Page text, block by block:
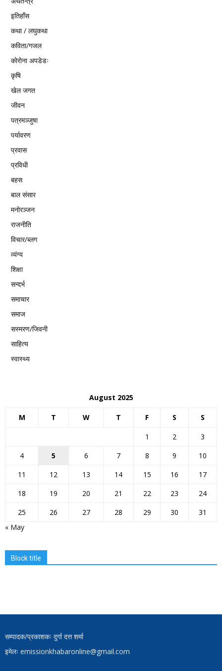
इतिहाँस
कथा / लघुकथा
कविता/गजल
काेराेना अपडेडः
कृषि
खेल जगत
जीवन
पत्रमञ्जुषा
पर्यावरण
प्रवास
प्रविधी
बहस
बाल संसार
मनोरञ्जन
राजनीति
विचार/ब्लग
व्यंग्य
शिक्षा
सन्दर्भ
समाचार
समाज
सस्मरण/जिवनी
साहित्य
स्वास्थ्य
August 2025
M T W T F S S
1 2
3
4
5 6 7 8 9
10
11
12 13 14 15 16
17
18
19 20 21 22 23
24
25
26 27 28 29 30
31
« May
Block title
सम्पादक/प्रकाशकः दुर्गा दत्त शर्मा
इमेलः emissionkhabaronline@gmail.com